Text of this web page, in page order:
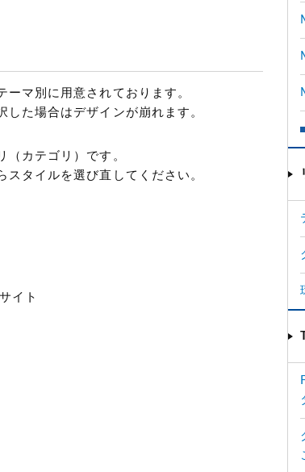
マ別に用意されております。
た場合はデザインが崩れます。
（カテゴリ）です。
タイルを選び直してください。
イト